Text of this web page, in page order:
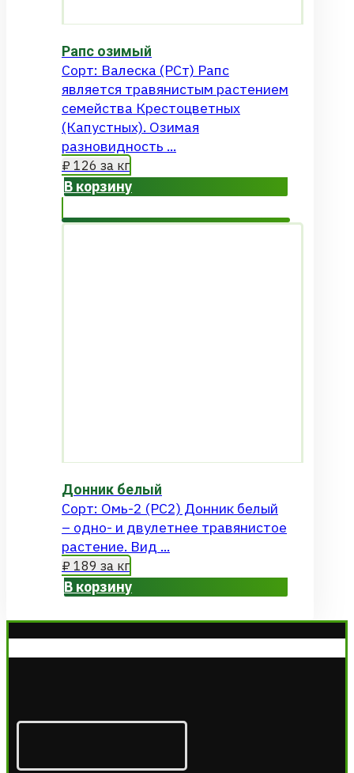
Рапс озимый
Сорт: Валеска (РСт) Рапс
является травянистым растением
семейства Крестоцветных
(Капустных). Озимая
разновидность ...
₽ 126 за кг
В корзину
Донник белый
Сорт: Омь-2 (РС2) Донник белый
– одно- и двулетнее травянистое
растение. Вид ...
₽ 189 за кг
В корзину